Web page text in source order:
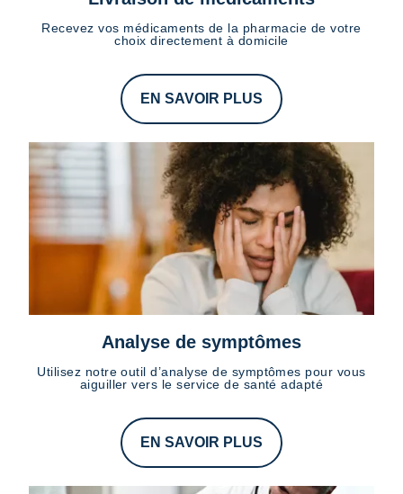
Recevez vos médicaments de la pharmacie de votre
choix directement à domicile
EN SAVOIR PLUS
Analyse de symptômes
Utilisez notre outil d’analyse de symptômes pour vous
aiguiller vers le service de santé adapté
EN SAVOIR PLUS